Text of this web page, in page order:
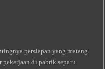
persiapan yang matang
di pabrik sepatu